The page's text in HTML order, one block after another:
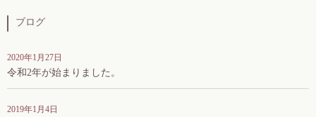
ブログ
2020年1月27日
令和2年が始まりました。
2019年1月4日